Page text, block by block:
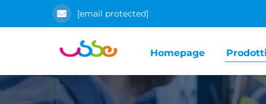
[email protected]
Homepage